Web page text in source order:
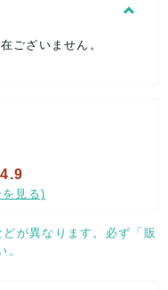
に伴い、
、
になります。
すので、ご確認下さい
ございません。
4.9
見る)
が異なります。必ず「販
。